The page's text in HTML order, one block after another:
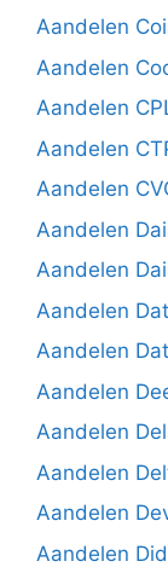
Aandelen
Aandelen
Aandelen
Aandelen
Aandelen
Aandelen
Aandelen
Aandelen
Aandelen
Aandelen
Aandelen
Aandelen
Aandelen
Aandelen